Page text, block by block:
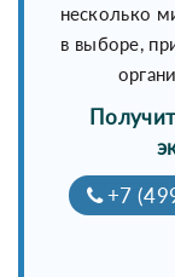
несколько
в выборе,
+7